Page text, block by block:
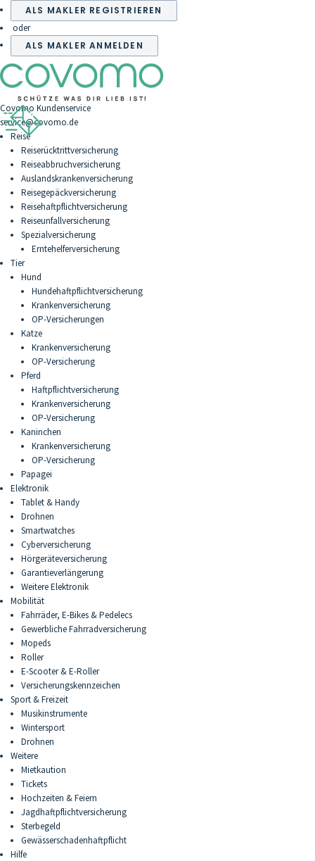
ALS MAKLER REGISTRIEREN
oder
ALS MAKLER ANMELDEN
Covomo Kundenservice
service@covomo.de
Reise
Reiserücktrittversicherung
Reiseabbruchversicherung
Auslandskrankenversicherung
Reisegepäckversicherung
Reisehaftpflichtversicherung
Reiseunfallversicherung
Spezialversicherung
Erntehelferversicherung
Tier
Hund
Hundehaftpflichtversicherung
Krankenversicherung
OP-Versicherungen
Katze
Krankenversicherung
OP-Versicherung
Pferd
Haftpflichtversicherung
Krankenversicherung
OP-Versicherung
Kaninchen
Krankenversicherung
OP-Versicherung
Papagei
Elektronik
Tablet & Handy
Drohnen
Smartwatches
Cyberversicherung
Hörgeräteversicherung
Garantieverlängerung
Weitere Elektronik
Mobilität
Fahrräder, E-Bikes & Pedelecs
Gewerbliche Fahrradversicherung
Mopeds
Roller
E-Scooter & E-Roller
Versicherungskennzeichen
Sport & Freizeit
Musikinstrumente
Wintersport
Drohnen
Weitere
Mietkaution
Tickets
Hochzeiten & Feiern
Jagdhaftpflichtversicherung
Sterbegeld
Gewässerschadenhaftpflicht
Hilfe